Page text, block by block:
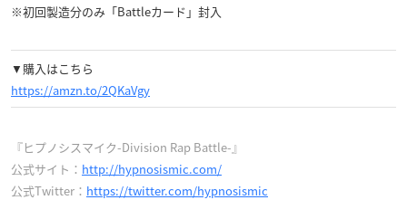
※初回製造分のみ「Battleカード」封入
▼購入はこちら
https://amzn.to/2QKaVgy
『ヒプノシスマイク-Division Rap Battle-』
公式サイト： http://hypnosismic.com/
公式Twitter： https://twitter.com/hypnosismic